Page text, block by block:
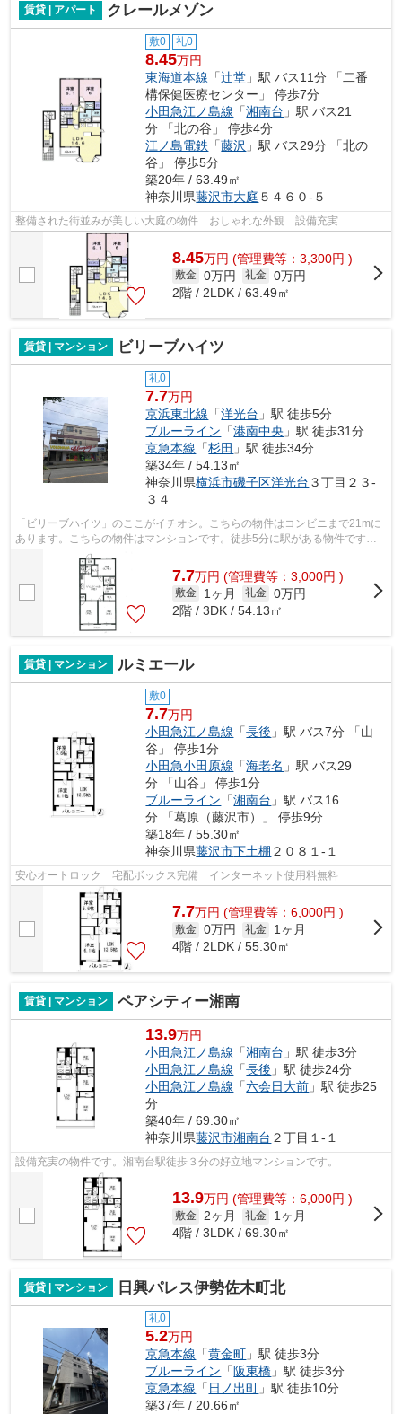
賃貸 | アパート クレールメゾン
敷0 礼0
8.45万円
東海道本線 「辻堂 」駅 バス11分 「二番
構保健医療センター」 停歩7分
小田急江ノ島線 「湘南台 」駅 バス21
分 「北の谷」 停歩4分
江ノ島電鉄 「藤沢 」駅 バス29分 「北の
谷」 停歩5分
築20年 / 63.49㎡
神奈川県藤沢市大庭 ５４６０-５
整備された街並みが美しい大庭の物件 おしゃれな外観 設備充実
8.45万円 (管理費等：3,300円 )
敷金 0万円 礼金 0万円
2階 / 2LDK / 63.49㎡
賃貸 | マンション ビリーブハイツ
礼0
7.7万円
京浜東北線 「洋光台 」駅 徒歩5分
ブルーライン 「港南中央 」駅 徒歩31分
京急本線 「杉田 」駅 徒歩34分
築34年 / 54.13㎡
神奈川県横浜市磯子区洋光台 ３丁目２３-
３４
「ビリーブハイツ」のここがイチオシ。こちらの物件はコンビニまで21mに
あります。こちらの物件はマンションです。徒歩5分に駅がある物件です。
あなたのライフスタイルに適した物件を...
7.7万円 (管理費等：3,000円 )
敷金 1ヶ月 礼金 0万円
2階 / 3DK / 54.13㎡
賃貸 | マンション ルミエール
敷0
7.7万円
小田急江ノ島線 「長後 」駅 バス7分 「山
谷」 停歩1分
小田急小田原線 「海老名 」駅 バス29
分 「山谷」 停歩1分
ブルーライン 「湘南台 」駅 バス16
分 「葛原（藤沢市）」 停歩9分
築18年 / 55.30㎡
神奈川県藤沢市下土棚 ２０８１-１
安心オートロック 宅配ボックス完備 インターネット使用料無料
7.7万円 (管理費等：6,000円 )
敷金 0万円 礼金
1ヶ月
4階 / 2LDK / 55.30㎡
賃貸 | マンション ペアシティー湘南
13.9万円
小田急江ノ島線 「湘南台 」駅 徒歩3分
小田急江ノ島線 「長後 」駅 徒歩24分
小田急江ノ島線 「六会日大前 」駅 徒歩25
分
築40年 / 69.30㎡
神奈川県藤沢市湘南台 ２丁目１-１
設備充実の物件です。湘南台駅徒歩３分の好立地マンションです。
13.9万円 (管理費等：6,000円 )
敷金 2ヶ月 礼金
1ヶ月
4階 / 3LDK / 69.30㎡
賃貸 | マンション 日興パレス伊勢佐木町北
礼0
5.2万円
京急本線 「黄金町 」駅 徒歩3分
ブルーライン 「 阪東橋 」駅 徒歩3分
京急本線 「 日ノ出町 」駅 徒歩10分
築37年 / 20.66㎡